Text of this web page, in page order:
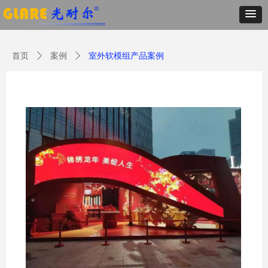
首页 ꄲ 案例 ꄲ 室外软模组产品案例